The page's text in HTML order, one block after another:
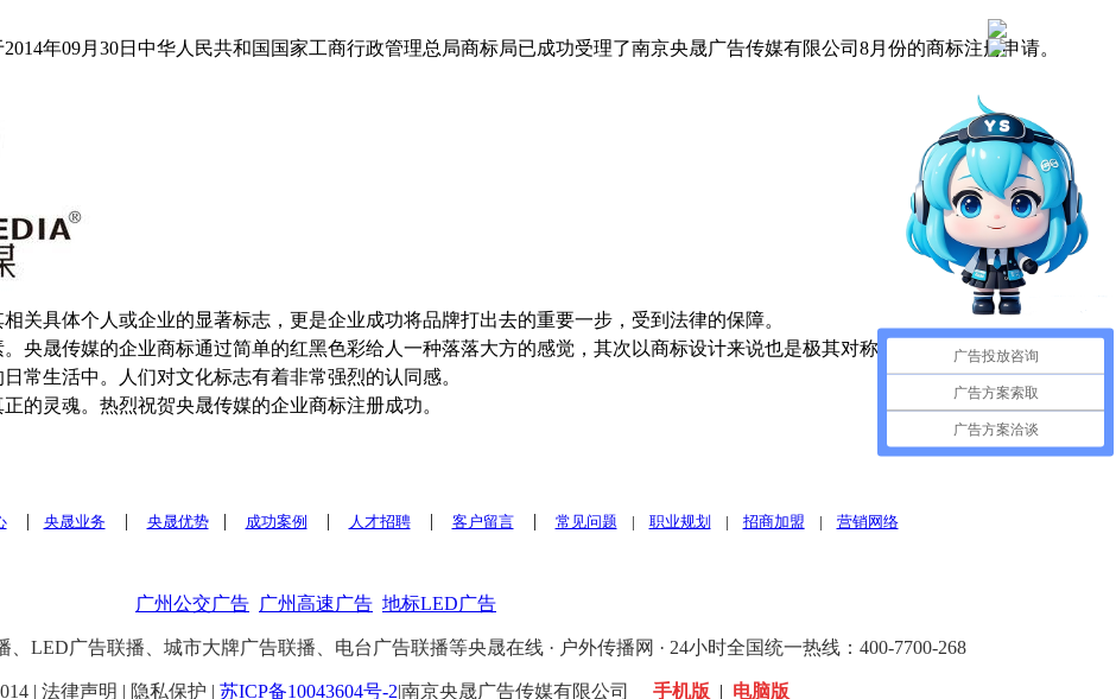
年09月30日中华人民共和国国家工商行政管理总局商标局已成功受理了南京央晟广告传媒有限公司8月份的商标注册申请。
关具体个人或企业的显著标志，更是企业成功将品牌打出去的重要一步，受到法律的保障。
央晟传媒的企业商标通过简单的红黑色彩给人一种落落大方的感觉，其次以商标设计来说也是极其对称的。整体的图像也是以太极
常生活中。人们对文化标志有着非常强烈的认同感。
正的灵魂。热烈祝贺央晟传媒的企业商标注册成功。
| 央晟业务| 央晟优势| 成功案例 | 人才招聘| 客户留言| 常见问题 | 职业规划 | 招商加盟 | 营销网络
广州公交广告 广州高速广告 地标LED广告
LED广告联播、城市大牌广告联播、电台广告联播等央晟在线 · 户外传播网 · 24小时全国统一热线：400-7700-268
| 法律声明 | 隐私保护 | 苏ICP备10043604号-2|南京央晟广告传媒有限公司 手机版 | 电脑版
广告投放咨询
广告方案索取
广告方案洽谈